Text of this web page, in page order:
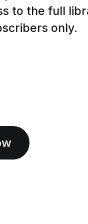
to the full
only.